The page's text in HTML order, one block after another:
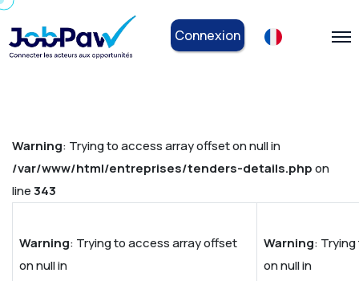
Connexion
Warning: Trying to access array offset on null in
/var/www/html/entreprises/tenders-details.phpon
line343
Warning: Trying to access array offset
on null in
Warning:
on null in